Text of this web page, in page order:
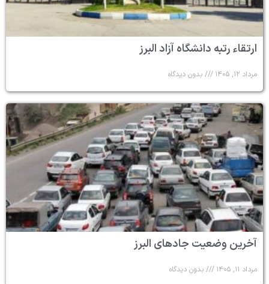
ارتقاء رتبه دانشگاه آزاد البرز
مرداد ۱۲, ۱۴۰۵ بدون دیدگاه
آخرین وضعیت جادهای البرز
مرداد ۱۱, ۱۴۰۵ بدون دیدگاه